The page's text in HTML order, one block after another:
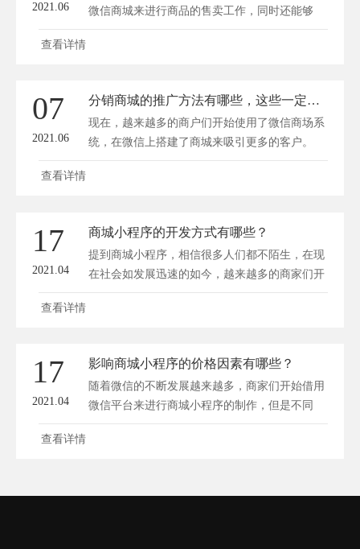
2021.06
微信商城来进行商品的售卖工作，同时还能够
刺...
查看详情
07
2021.06
分销商城的推广方法有哪些，这些一定要掌握！
现在，越来越多的商户们开始使用了微信商场系
统，在微信上搭建了商城来吸引更多的客户。
但...
查看详情
17
2021.04
商城小程序的开发方式有哪些？
提到商城小程序，相信很多人们都不陌生，在现
在社会如发展迅速的如今，越来越多的商家们开
始...
查看详情
17
2021.04
影响商城小程序的价格因素有哪些？
随着微信的不断发展越来越多，商家们开始借用
微信平台来进行商城小程序的制作，但是不同
的...
查看详情